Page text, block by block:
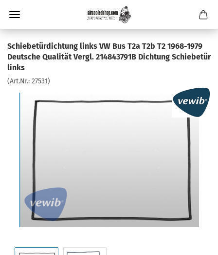
Schiebetürdichtung links VW Bus T2a T2b T2 1968-1979
Deutsche Qualität Vergl. 214843791B Dichtung Schiebetür
links
(Art.Nr.: 27531)